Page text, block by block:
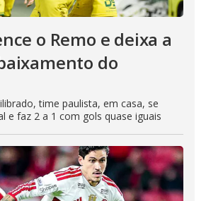
o Remo e deixa a
do
time paulista, em casa, se
e faz 2 a 1 com gols quase iguais